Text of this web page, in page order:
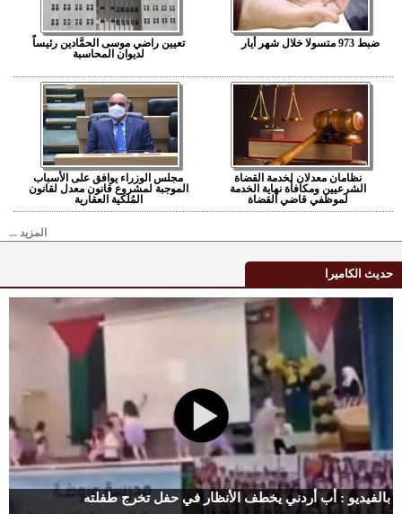
ضبط 973 متسولا خلال شهر أيار
تعيين راضي موسى الحمَّادين رئيساً
لديوان المحاسبة
نظامان معدلان لخدمة القضاة
الشرعيين ومكافأة نهاية الخدمة
لموظفي قاضي القضاة
مجلس الوزراء يوافق على الأسباب
الموجبة لمشروع قانون معدل لقانون
المُلكية العقارية
المزيد ...
حديث الكاميرا
بالفيديو : أب أردني يخطف الأنظار في حفل تخرج طفلته